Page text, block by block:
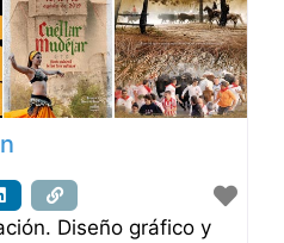
Diseño gráfico y